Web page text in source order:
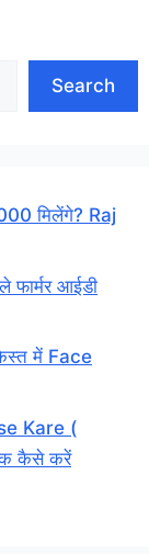
Search
मिलेंगे? Raj
आईडी
में Face
Kare (
कैसे करें